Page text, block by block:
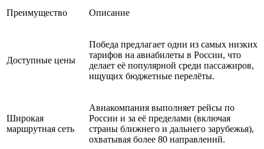
Преимущество Описание
Доступные цены
Победа предлагает одни из самых низких
тарифов на авиабилеты в России, что
делает её популярной среди пассажиров,
ищущих бюджетные перелёты.
Широкая
маршрутная сеть
Авиакомпания выполняет рейсы по
России и за её пределами (включая
страны ближнего и дальнего зарубежья),
охватывая более 80 направлений.